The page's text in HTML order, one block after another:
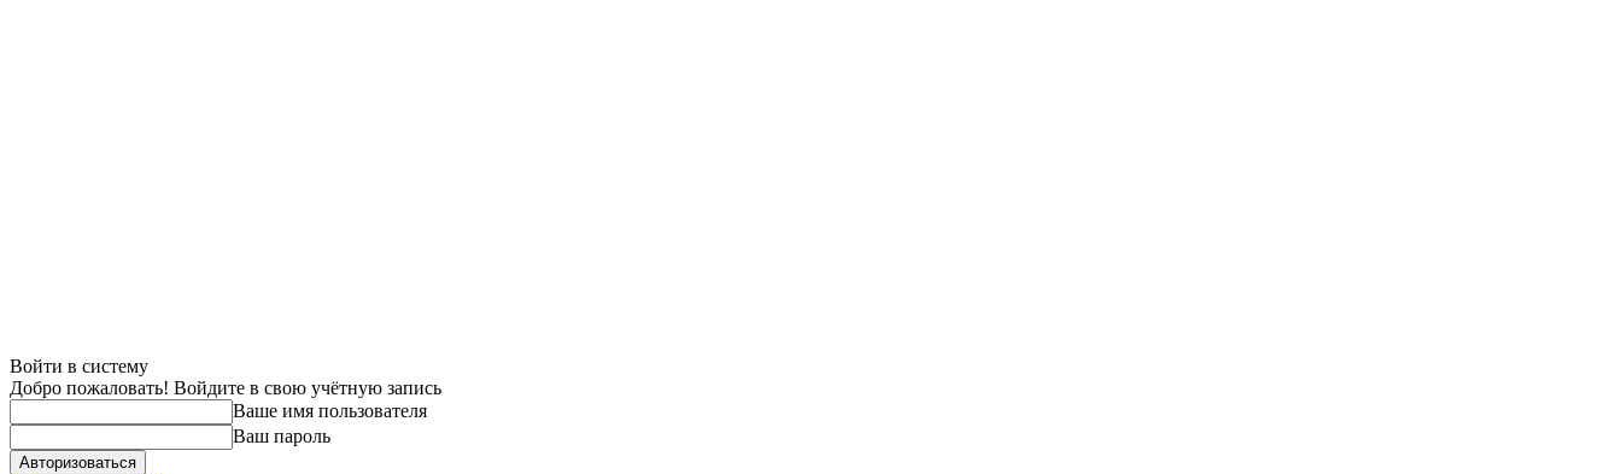
Войти в систему
Добро пожаловать! Войдите в свою учётную запись
Ваше имя пользователя
Ваш пароль